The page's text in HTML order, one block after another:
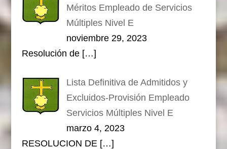
Méritos Empleado de Servicios
Múltiples Nivel E
noviembre 29, 2023
Resolución de […]
Lista Definitiva de Admitidos y
Excluidos-Provisión Empleado
Servicios Múltiples Nivel E
marzo 4, 2023
RESOLUCION DE […]